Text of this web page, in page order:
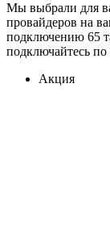
Мы выбрали для
провайдеров на
подключению 65
подключайтесь
Акция